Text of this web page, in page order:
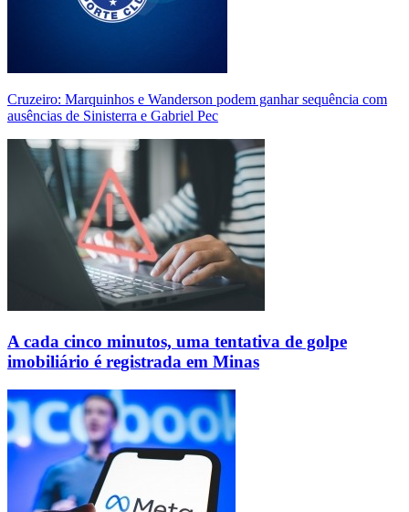
Cruzeiro: Marquinhos e Wanderson podem ganhar sequência com
ausências de Sinisterra e Gabriel Pec
A cada cinco minutos, uma tentativa de golpe
imobiliário é registrada em Minas